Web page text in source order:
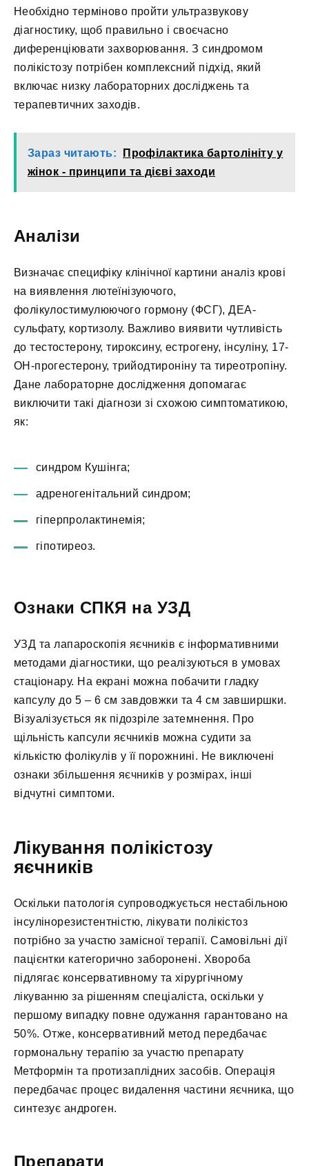
Необхідно терміново пройти ультразвукову
діагностику, щоб правильно і своєчасно
диференціювати захворювання. З синдромом
полікістозу потрібен комплексний підхід, який
включає низку лабораторних досліджень та
терапевтичних заходів.
Зараз читають:
Профілактика бартолініту у
жінок - принципи та дієві заходи
Аналізи
Визначає специфіку клінічної картини аналіз крові
на виявлення лютеїнізуючого,
фолікулостимулюючого гормону (ФСГ), ДЕА-
сульфату, кортизолу. Важливо виявити чутливість
до тестостерону, тироксину, естрогену, інсуліну, 17-
ОН-прогестерону, трийодтироніну та тиреотропіну.
Дане лабораторне дослідження допомагає
виключити такі діагнози зі схожою симптоматикою,
як:
синдром Кушінга;
адреногенітальний синдром;
гіперпролактинемія;
гіпотиреоз.
Ознаки СПКЯ на УЗД
УЗД та лапароскопія яєчників є інформативними
методами діагностики, що реалізуються в умовах
стаціонару. На екрані можна побачити гладку
капсулу до 5 – 6 см завдовжки та 4 см завширшки.
Візуалізується як підозріле затемнення. Про
щільність капсули яєчників можна судити за
кількістю фолікулів у її порожнині. Не виключені
ознаки збільшення яєчників у розмірах, інші
відчутні симптоми.
Лікування полікістозу
яєчників
Оскільки патологія супроводжується нестабільною
інсулінорезистентністю, лікувати полікістоз
потрібно за участю замісної терапії. Самовільні дії
пацієнтки категорично заборонені. Хвороба
підлягає консервативному та хірургічному
лікуванню за рішенням спеціаліста, оскільки у
першому випадку повне одужання гарантовано на
50%. Отже, консервативний метод передбачає
гормональну терапію за участю препарату
Метформін та протизаплідних засобів. Операція
передбачає процес видалення частини яєчника, що
синтезує андроген.
Препарати